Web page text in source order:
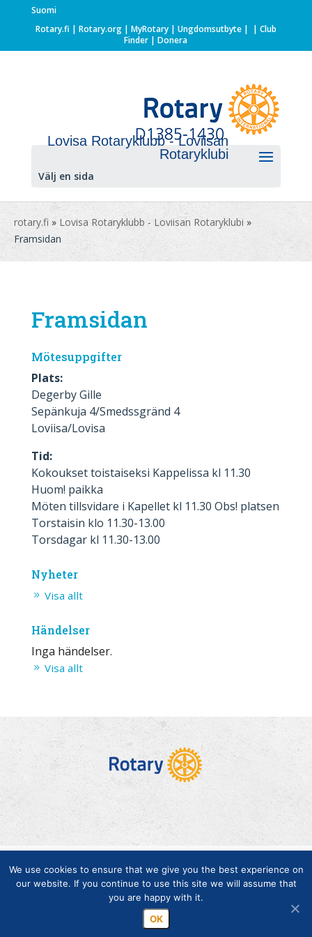
Suomi
Rotary.fi | Rotary.org| MyRotary | Ungdomsutbyte| | Club
Finder | Donera
Lovisa Rotaryklubb - Loviisan
Rotaryklubi
Välj en sida
rotary.fi » Lovisa Rotaryklubb - Loviisan Rotaryklubi »
Framsidan
Framsidan
Mötesuppgifter
Plats:
Degerby Gille
Sepänkuja 4/Smedssgränd 4
Loviisa/Lovisa
Tid:
Kokoukset toistaiseksi Kappelissa kl 11.30
Huom! paikka
Möten tillsvidare i Kapellet kl 11.30 Obs! platsen
Torstaisin klo 11.30-13.00
Torsdagar kl 11.30-13.00
Nyheter
Visa allt
Händelser
Inga händelser.
Visa allt
Copyright © Finlands Rotaryservice rf 2026 |
Medelemsdatabasens datasäkerhetsanvisning| Behandlingen
av personuppgifter inom rotaryverksamheten
We use cookies to ensure that we give you the best experience on
our website. If you continue to use this site we will assume that
you are happy with it.
OK